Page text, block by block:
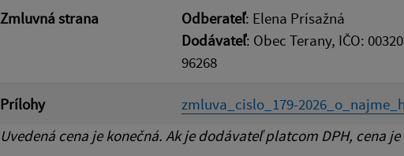
Zmluvná strana Odberateľ: Elena Prísažná
Dodávateľ: Obec Terany, IČO:
96268
Prílohy zmluva_cislo_179-
Uvedená cena je konečná. Ak je dodávateľ platcom DPH, cena